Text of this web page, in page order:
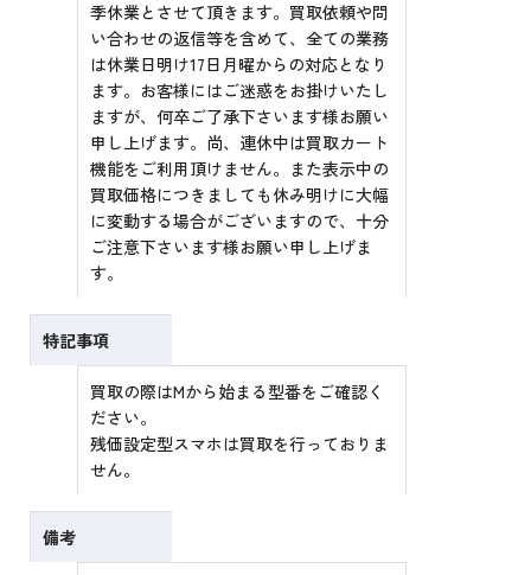
季休業とさせて頂きます。買取依頼や問
い合わせの返信等を含めて、全ての業務
は休業日明け17日月曜からの対応となり
ます。お客様にはご迷惑をお掛けいたし
ますが、何卒ご了承下さいます様お願い
申し上げます。尚、連休中は買取カート
機能をご利用頂けません。また表示中の
買取価格につきましても休み明けに大幅
に変動する場合がございますので、十分
ご注意下さいます様お願い申し上げま
す。
特記事項
買取の際はMから始まる型番をご確認く
ださい。
残価設定型スマホは買取を行っておりま
せん。
備考